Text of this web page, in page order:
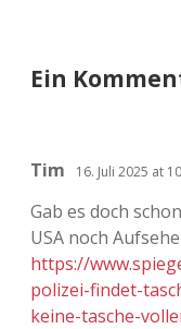
Ein
Tim 16. Juli 2025 at
Gab es doch
USA noch
https://
polizei-findet-
keine-tasche-